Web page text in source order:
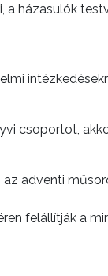
a házasulók
csoportot,
adventi
felállítják a